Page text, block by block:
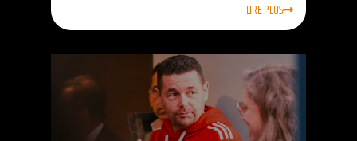
LIRE PLUS